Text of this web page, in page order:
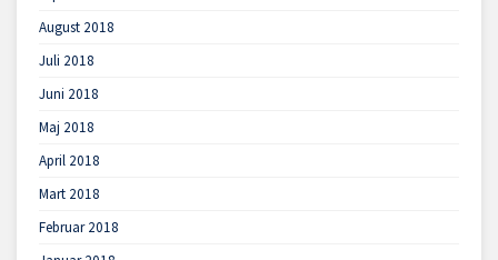
August 2018
Juli 2018
Juni 2018
Maj 2018
April 2018
Mart 2018
Februar 2018